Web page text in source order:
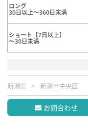
ロング
30日以上～360日未満
ショート【7日以上】
～30日未満
新潟県 新潟市中央区
お問合わせ